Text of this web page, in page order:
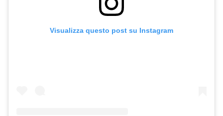
Visualizza questo post su Instagram